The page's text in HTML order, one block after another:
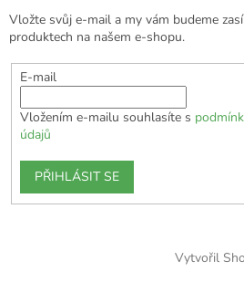
Vložte svůj e-mail a my vám budeme
produktech na našem e-shopu.
E-mail
Vložením e-mailu souhlasíte s
údajů
PŘIHLÁSIT SE
Vytvořil